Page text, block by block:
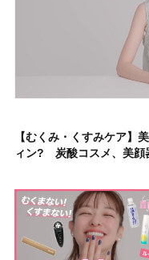
【むくみ・くすみケア】
ィン? 炭酸コスメ、美